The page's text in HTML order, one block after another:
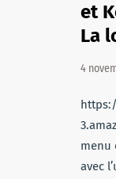
et
La
4
menu
avec